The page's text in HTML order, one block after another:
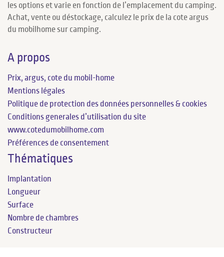
les options et varie en fonction de l’emplacement du camping.
Achat, vente ou déstockage, calculez le prix de la cote argus
du mobilhome sur camping.
A propos
Prix, argus, cote du mobil-home
Mentions légales
Politique de protection des données personnelles & cookies
Conditions generales d’utilisation du site
www.cotedumobilhome.com
Préférences de consentement
Thématiques
Implantation
Longueur
Surface
Nombre de chambres
Constructeur